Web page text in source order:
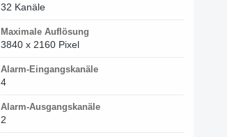
32 Kanäle
Maximale Auflösung
3840 x 2160 Pixel
Alarm-Eingangskanäle
4
Alarm-Ausgangskanäle
2